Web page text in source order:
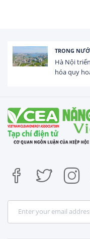
TRONG
Hà Nội
hóa quy